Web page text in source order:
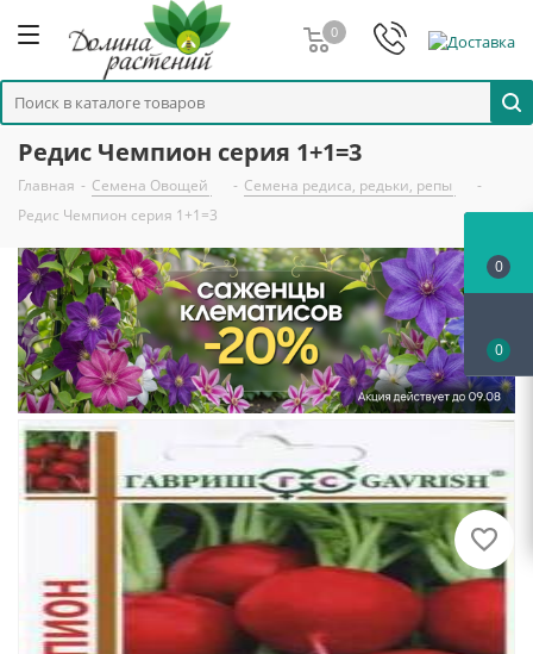
0
Редис Чемпион серия 1+1=3
Главная - Семена Овощей - Семена редиса, редьки, репы
-
Редис Чемпион серия 1+1=3
0
0